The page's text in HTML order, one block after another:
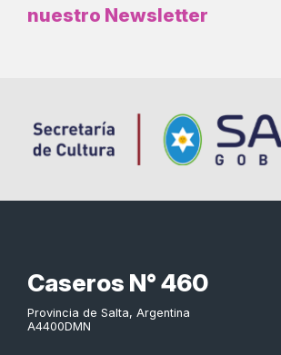
nuestro Newsletter
Caseros N° 460
Provincia de Salta, Argentina
A4400DMN